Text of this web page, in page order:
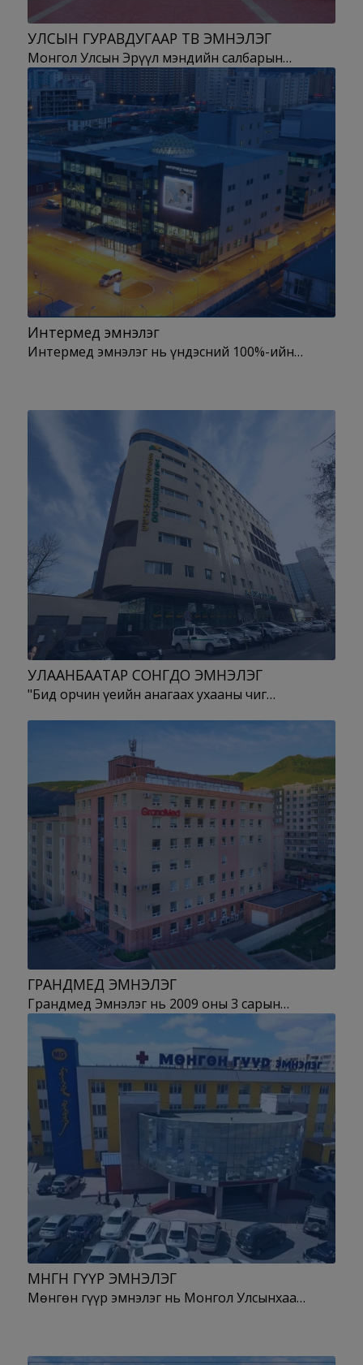
УЛСЫН ГУРАВДУГААР ТӨВ ЭМНЭЛЭГ
Монгол Улсын Эрүүл мэндийн салбарын…
Интермед эмнэлэг
Интермед эмнэлэг нь үндэсний 100%-ийн…
УЛААНБААТАР СОНГДО ЭМНЭЛЭГ
"Бид орчин үеийн анагаах ухааны чиг…
ГРАНДМЕД ЭМНЭЛЭГ
Грандмед Эмнэлэг нь 2009 оны 3 сарын…
МӨНГӨН ГҮҮР ЭМНЭЛЭГ
Мөнгөн гүүр эмнэлэг нь Монгол Улсынхаа…